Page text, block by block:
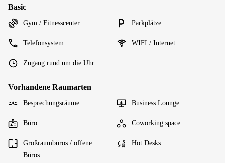
Basic
Gym / Fitnesscenter Parkplätze
Telefonsystem WIFI / Internet
Zugang rund um die Uhr
Vorhandene Raumarten
Besprechungsräume Business Lounge
Büro Coworking space
Großraumbüros / offene
Büros
Hot Desks